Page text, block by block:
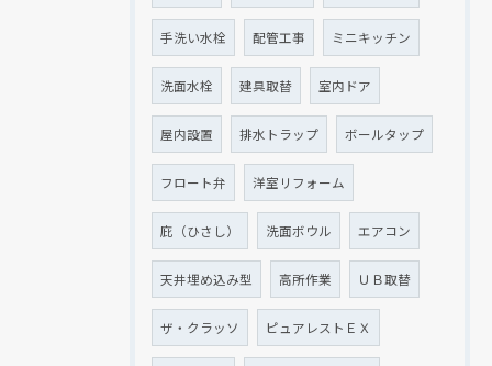
手洗い水栓 配管工事 ミニキッチン
洗面水栓 建具取替 室内ドア
屋内設置 排水トラップ ボールタップ
フロート弁 洋室リフォーム
庇（ひさし） 洗面ボウル エアコン
天井埋め込み型 高所作業 ＵＢ取替
ザ・クラッソ ピュアレストＥＸ